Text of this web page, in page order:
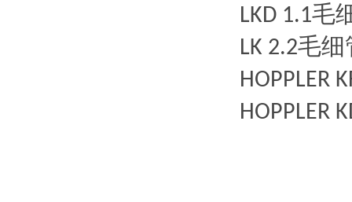
LKD 1.1毛
LK 2.2毛细
HOPPLER
HOPPLER